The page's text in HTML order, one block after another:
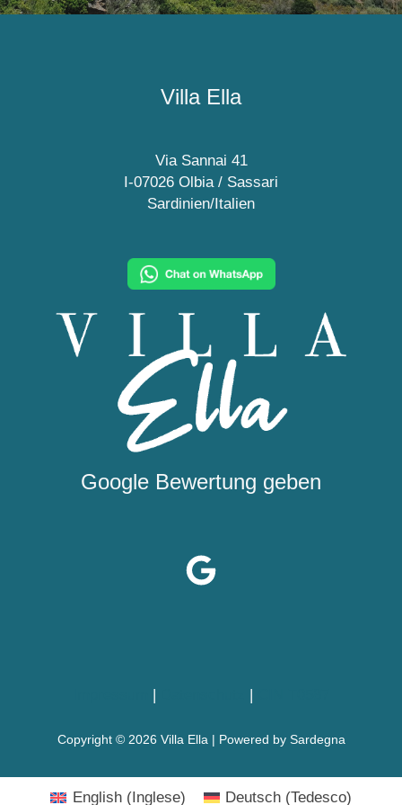
Villa Ella
Via Sannai 41
I-07026 Olbia / Sassari
Sardinien/Italien
Google Bewertung geben
| |
Copyright © 2026 Villa Ella | Powered by Sardegna
English(Inglese) Deutsch (Tedesco)